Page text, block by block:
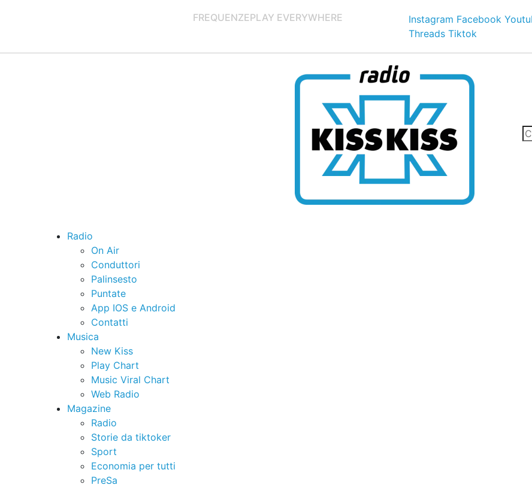
FREQUENZEPLAY EVERYWHERE Instagram Facebook
Threads Tiktok
Radio
On Air
Conduttori
Palinsesto
Puntate
App IOS e Android
Contatti
Musica
New Kiss
Play Chart
Music Viral Chart
Web Radio
Magazine
Radio
Storie da tiktoker
Sport
Economia per tutti
PreSa